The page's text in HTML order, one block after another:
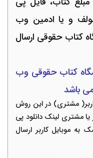
و یا ادمین وب
کتاب حقوقی ارسال
کتاب حقوقی وب
باشد
مشتری) در این روش
یا مشتری لینک دانلود پی
به موبایل کاربر ارسال